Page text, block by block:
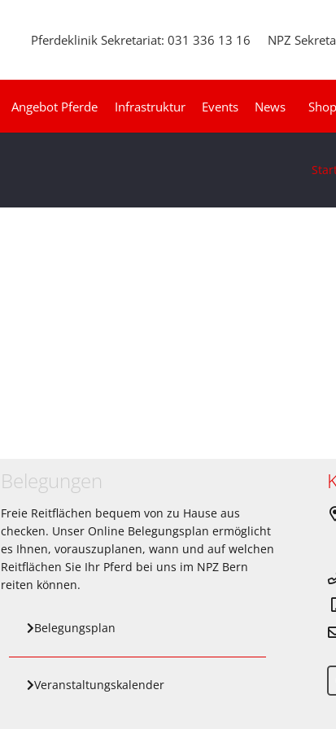
Pferdeklinik Sekretariat: 031 336 13 16 NPZ
Angebot Pferde Infrastruktur Events News Shop
Belegungen
Freie Reitflächen bequem von zu Hause aus
checken. Unser Online Belegungsplan ermöglicht
es Ihnen, vorauszuplanen, wann und auf welchen
Reitflächen Sie Ihr Pferd bei uns im NPZ Bern
reiten können.
Belegungsplan
Veranstaltungskalender